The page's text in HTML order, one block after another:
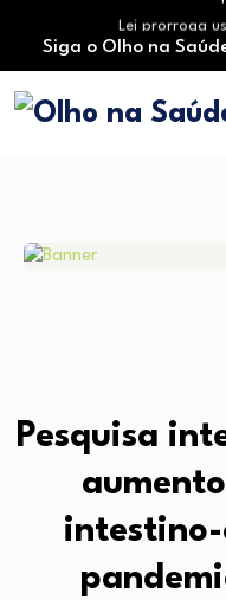
Lei prorroga
Brasil registra alta
O Monte
Aleitamento materno:
Siga o Olho na
Pesquisa